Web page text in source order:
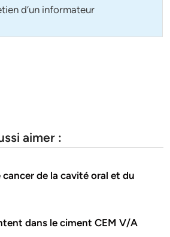
d’un informateur
aimer :
cancer de la cavité oral et du
dans le ciment CEM V/A